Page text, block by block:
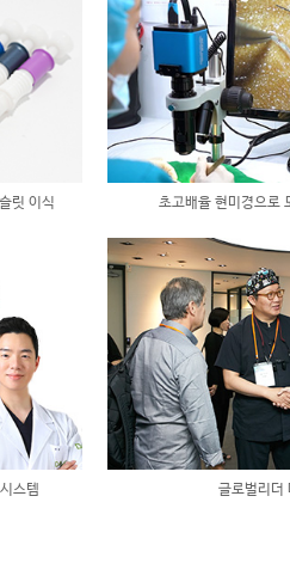
릿 이식 초고배율 현미경으로
스템 글로벌리더